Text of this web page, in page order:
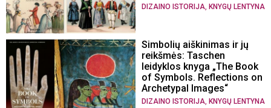
DIZAINO ISTORIJA KNYGŲ LENTYNA
Simbolių aiškinimas ir jų
reikšmės: Taschen
leidyklos knyga „The Book
of Symbols. Reflections on
Archetypal Images“
DIZAINO ISTORIJA, KNYGŲ LENTYNA